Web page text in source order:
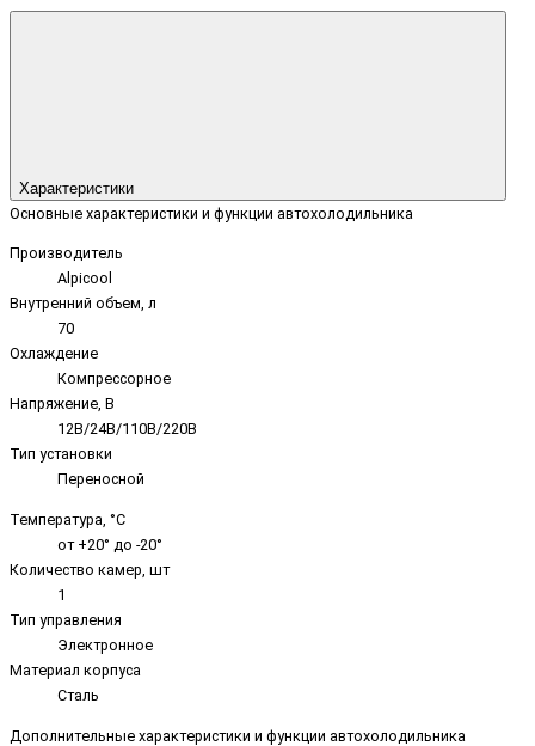
Характеристики
Основные характеристики и функции автохолодильника
Производитель
Alpicool
Внутренний объем, л
70
Охлаждение
Компрессорное
Напряжение, В
12В/24В/110В/220В
Тип установки
Переносной
Температура, °C
от +20° до -20°
Количество камер, шт
1
Тип управления
Электронное
Материал корпуса
Сталь
Дополнительные характеристики и функции автохолодильника